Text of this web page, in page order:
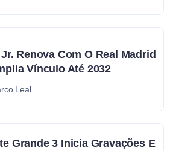
Renova Com O Real Madrid
Vínculo Até 2032
Leal
Grande 3 Inicia Gravações E